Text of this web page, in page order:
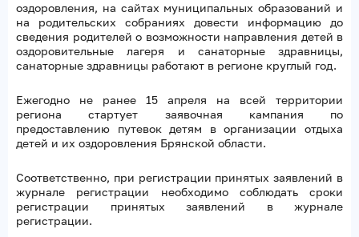
оздоровления, на сайтах муниципальных образований и
на родительских собраниях довести информацию до
сведения родителей о возможности направления детей в
оздоровительные лагеря и санаторные здравницы,
санаторные здравницы работают в регионе круглый год.
Ежегодно не ранее 15 апреля на всей территории
региона стартует заявочная кампания по
предоставлению путевок детям в организации отдыха
детей и их оздоровления Брянской области.
Соответственно, при регистрации принятых заявлений в
журнале регистрации необходимо соблюдать сроки
регистрации принятых заявлений в журнале
регистрации.